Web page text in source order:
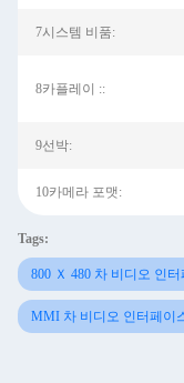
7시스템 비품:
8카플레이 ::
9선박:
10카메라 포맷:
Tags:
800 Ｘ 480 차 비디오 인
MMI 차 비디오 인터페이